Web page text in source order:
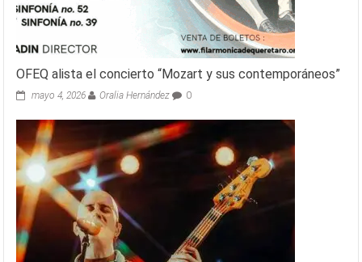
OFEQ alista el concierto “Mozart y sus contemporáneos”
mayo 4, 2026 Oralia Hernández 0